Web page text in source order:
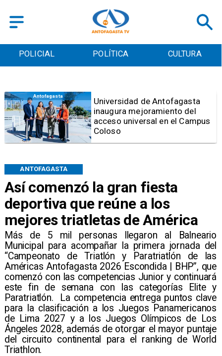
POLICIAL POLÍTICA CULTURA
Así comenzó la gran fiesta
deportiva que reúne a los
mejores triatletas de América
Más de 5 mil personas llegaron al Balneario
Municipal para acompañar la primera jornada del
“Campeonato de Triatlón y Paratriatlón de las
Américas Antofagasta 2026 Escondida | BHP”, que
comenzó con las competencias Junior y continuará
este fin de semana con las categorías Elite y
Paratriatlón. La competencia entrega puntos clave
para la clasificación a los Juegos Panamericanos
de Lima 2027 y a los Juegos Olímpicos de Los
Ángeles 2028, además de otorgar el mayor puntaje
del circuito continental para el ranking de World
Triathlon.
ANTOFAGASTA
Antofagasta
Universidad de Antofagasta
inaugura mejoramiento del
acceso universal en el Campus
Coloso